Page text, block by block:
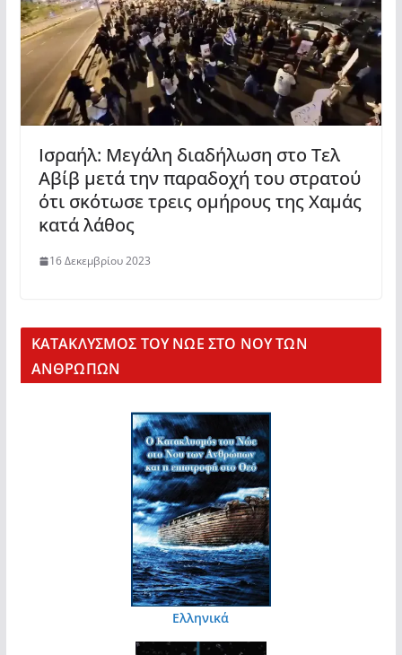
Ισραήλ: Μεγάλη διαδήλωση στο Τελ
Αβίβ μετά την παραδοχή του στρατού
ότι σκότωσε τρεις ομήρους της Χαμάς
κατά λάθος
16 Δεκεμβρίου 2023
KΑΤΑΚΛΥΣΜΟΣ ΤΟΥ ΝΩΕ ΣΤΟ ΝΟΥ ΤΩΝ
ΑΝΘΡΩΠΩΝ
Ελληνικά